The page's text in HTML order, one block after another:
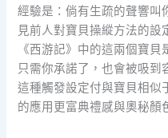
經驗是：倘有生疏的聲響叫
見前人對寶貝操縱方法的設
《西游記》中的這兩個寶貝
只需你承諾了，也會被吸到
這種觸發設定付與寶貝相似
的應用更富典禮感與奧秘顏